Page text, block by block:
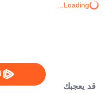
Loading…
قد يعجبك